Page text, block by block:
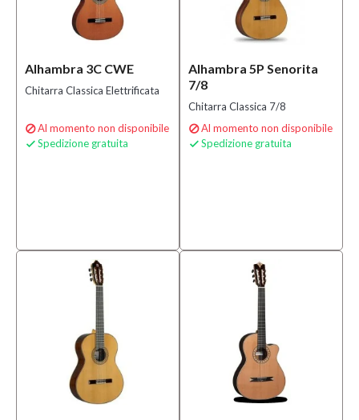
Alhambra 3C CWE
Chitarra Classica Elettrificata
Al momento non disponibile
 Spedizione gratuita
Alhambra 5P Senorita
7/8
Chitarra Classica 7/8
Al momento non disponibile
 Spedizione gratuita